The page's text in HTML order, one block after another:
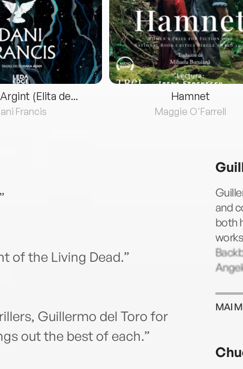
(Elita de...
Francis
Hamnet
Maggie O'Farrell
of the Living Dead.”
Guillermo del Toro for
out the best of each.”
and
both
MAI